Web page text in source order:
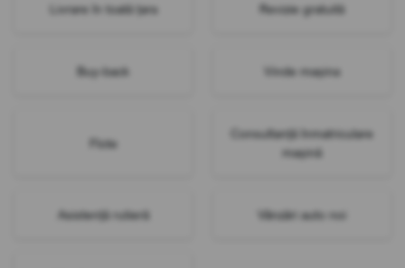
Livrare în toată țara Revizie gratuită
Buy-back Vinde mașina
Flote
Consultanță înmatriculare
mașină
Asistență rutieră Vânzări auto noi